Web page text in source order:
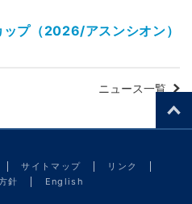
プ（2026/アスンシオン）
ニュース一覧
サイトマップ
リンク
針
English